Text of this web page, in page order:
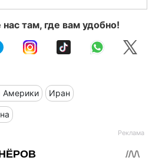
там, где вам удобно!
Америки Иран